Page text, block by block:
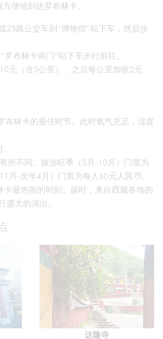
便地到达罗布林卡。
25路公交车到“博物馆”站下车，然后步
布林卡南门”站下车步行前往。
元（含5公里），之后每公里加收2元。
布林卡的最佳时节。此时氧气充足，湿度
所不同。旅游旺季（5月-10月）门票为
月-次年4月）门票为每人60元人民币。
卡最热闹的时刻。届时，来自西藏各地的
盛大的演出。
达隆寺